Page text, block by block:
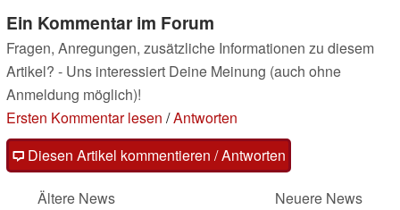
Ein Kommentar im Forum
Fragen, Anregungen, zusätzliche Informationen zu diesem
Artikel? - Uns interessiert Deine Meinung (auch ohne
Anmeldung möglich)!
Ersten Kommentar lesen /Antworten
Diesen Artikel kommentieren / Antworten
Ältere News
Neuere News